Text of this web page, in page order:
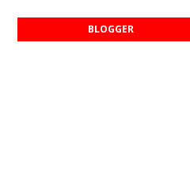
BLOGGER